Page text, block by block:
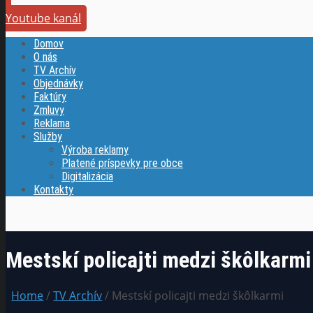
Youtube kanál
Domov
O nás
TV Archív
Objednávky
Faktúry
Zmluvy
Reklama
Služby
Výroba reklamy
Platené príspevky pre obce
Digitalizácia
Kontakty
Mestskí policajti medzi škôlkarmi
Home/TV Archív/ Mestskí policajti medzi škôlkarmi